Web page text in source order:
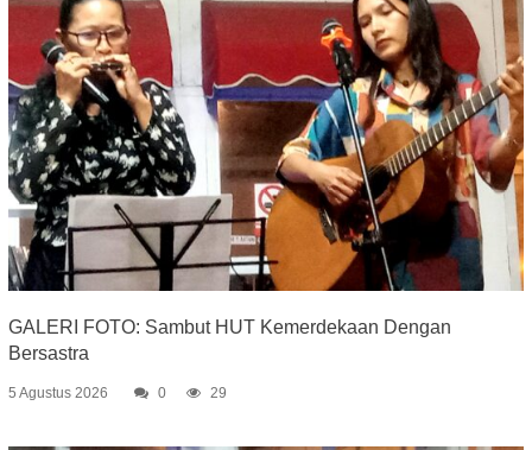
GALERI FOTO: Sambut HUT Kemerdekaan Dengan
Bersastra
5 Agustus 2026 0 29